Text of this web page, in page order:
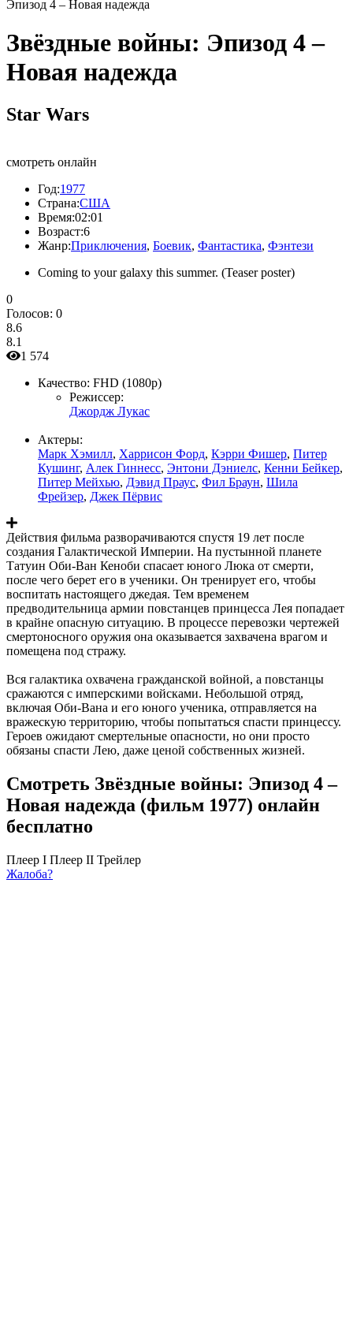
Эпизод 4 – Новая надежда
Звёздные войны: Эпизод 4 –
Новая надежда
Star Wars
смотреть онлайн
Год:1977
Страна:США
Время:02:01
Возраст:6
Жанр:Приключения, Боевик, Фантастика, Фэнтези
Coming to your galaxy this summer. (Teaser poster)
0
Голосов: 0
8.6
8.1
1 574
Качество: FHD (1080p)
Режиссер:
Джордж Лукас
Актеры:
Марк Хэмилл, Харрисон Форд, Кэрри Фишер, Питер
Кушинг, Алек Гиннесс, Энтони Дэниелс, Кенни Бейкер,
Питер Мейхью, Дэвид Праус, Фил Браун, Шила
Фрейзер, Джек Пёрвис
Действия фильма разворачиваются спустя 19 лет после
создания Галактической Империи. На пустынной планете
Татуин Оби-Ван Кеноби спасает юного Люка от смерти,
после чего берет его в ученики. Он тренирует его, чтобы
воспитать настоящего джедая. Тем временем
предводительница армии повстанцев принцесса Лея попадает
в крайне опасную ситуацию. В процессе перевозки чертежей
смертоносного оружия она оказывается захвачена врагом и
помещена под стражу.
Вся галактика охвачена гражданской войной, а повстанцы
сражаются с имперскими войсками. Небольшой отряд,
включая Оби-Вана и его юного ученика, отправляется на
вражескую территорию, чтобы попытаться спасти принцессу.
Героев ожидают смертельные опасности, но они просто
обязаны спасти Лею, даже ценой собственных жизней.
Смотреть Звёздные войны: Эпизод 4 –
Новая надежда (фильм 1977) онлайн
бесплатно
Плеер I Плеер II Трейлер
Жалоба?